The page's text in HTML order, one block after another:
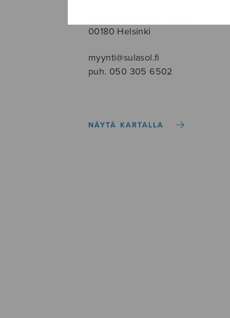
00180 Helsinki
myynti@sulasol.fi
puh. 050 305 6502
NÄYTÄ KARTALLA